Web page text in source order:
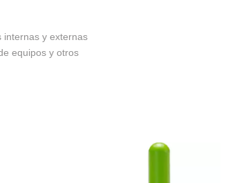
internas y externas
equipos y otros